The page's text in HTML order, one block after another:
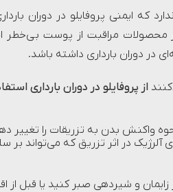
که ایمنی پروفایلو در دوران
مراقبت از پوست بی‌خطر
در دوران بارداری داشته باشد.
از پروفایلو در دوران بارداری
واکنش بدن به تزریقات را تغییر
در اثر تزریق که می‌تواند بر
زایمان و شیردهی صبر کنید یا قبل